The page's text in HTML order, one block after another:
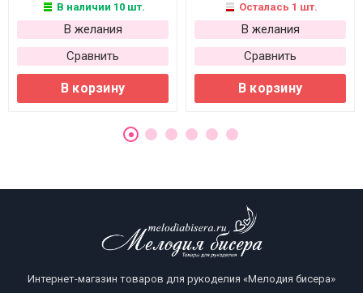
В наличии 10 шт.
В желания
Сравнить
В корзину
Осталась 1 шт.
В желания
Сравнить
В корзину
Интернет-магазин товаров для рукоделия «Мелодия бисера»